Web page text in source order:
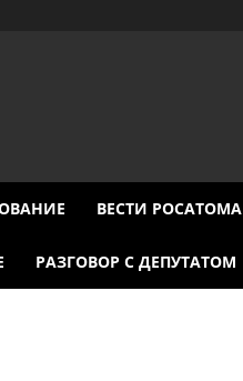
ВЕСТИ РОСАТОМА
РАЗГОВОР С ДЕПУТАТОМ